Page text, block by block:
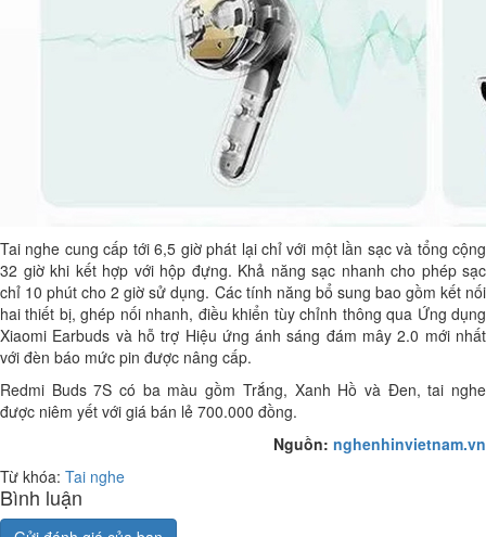
Tai nghe cung cấp tới 6,5 giờ phát lại chỉ với một lần sạc và tổng cộng
32 giờ khi kết hợp với hộp đựng. Khả năng sạc nhanh cho phép sạc
chỉ 10 phút cho 2 giờ sử dụng. Các tính năng bổ sung bao gồm kết nối
hai thiết bị, ghép nối nhanh, điều khiển tùy chỉnh thông qua Ứng dụng
Xiaomi Earbuds và hỗ trợ Hiệu ứng ánh sáng đám mây 2.0 mới nhất
với đèn báo mức pin được nâng cấp.
Redmi Buds 7S có ba màu gồm Trắng, Xanh Hồ và Đen, tai nghe
được niêm yết với giá bán lẻ 700.000 đồng.
Nguồn: nghenhinvietnam.vn
Từ khóa: Tai nghe
Bình luận